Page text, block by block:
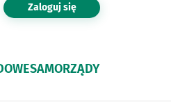
Zaloguj się
SAMORZĄDY